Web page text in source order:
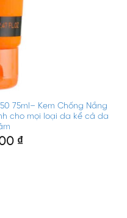
50 75ml– Kem Chống Nắng
cho mọi loại da kể cả da
₫